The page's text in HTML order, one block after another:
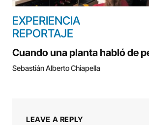
EXPERIENCIA
REPORTAJE
Cuando una planta habló de
Sebastián Alberto Chiapella
LEAVE A REPLY